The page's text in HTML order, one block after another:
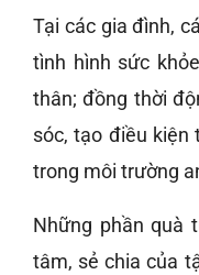
Tại các gia đình,
tình hình sức
thân; đồng thời
sóc, tạo điều
trong môi trường
Những phần quà
tâm, sẻ chia của